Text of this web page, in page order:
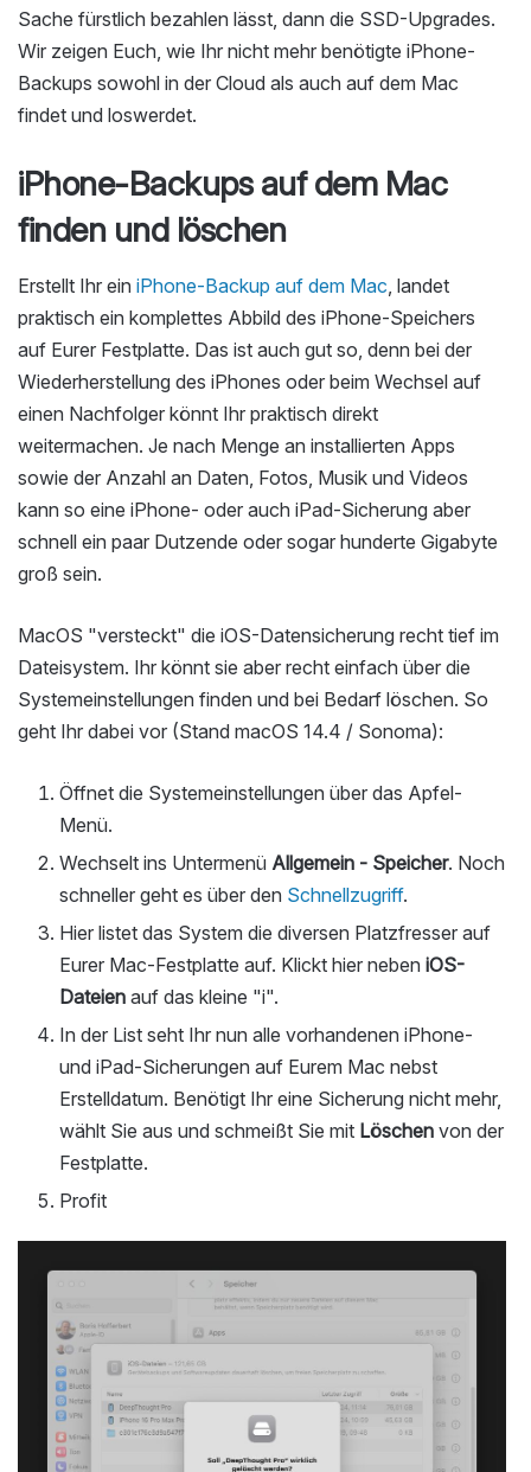
Sache fürstlich bezahlen lässt, dann die SSD-Upgrades.
Wir zeigen Euch, wie Ihr nicht mehr benötigte iPhone-
Backups sowohl in der Cloud als auch auf dem Mac
findet und loswerdet.
iPhone-Backups auf dem Mac
finden und löschen
Erstellt Ihr ein iPhone-Backup auf dem Mac , landet
praktisch ein komplettes Abbild des iPhone-Speichers
auf Eurer Festplatte. Das ist auch gut so, denn bei der
Wiederherstellung des iPhones oder beim Wechsel auf
einen Nachfolger könnt Ihr praktisch direkt
weitermachen. Je nach Menge an installierten Apps
sowie der Anzahl an Daten, Fotos, Musik und Videos
kann so eine iPhone- oder auch iPad-Sicherung aber
schnell ein paar Dutzende oder sogar hunderte Gigabyte
groß sein.
MacOS "versteckt" die iOS-Datensicherung recht tief im
Dateisystem. Ihr könnt sie aber recht einfach über die
Systemeinstellungen finden und bei Bedarf löschen. So
geht Ihr dabei vor (Stand macOS 14.4 / Sonoma):
Öffnet die Systemeinstellungen über das Apfel-
Menü.
Wechselt ins Untermenü Allgemein - Speicher. Noch
schneller geht es über den Schnellzugriff.
Hier listet das System die diversen Platzfresser auf
Eurer Mac-Festplatte auf. Klickt hier neben iOS-
Dateien auf das kleine "i".
In der List seht Ihr nun alle vorhandenen iPhone-
und iPad-Sicherungen auf Eurem Mac nebst
Erstelldatum. Benötigt Ihr eine Sicherung nicht mehr,
wählt Sie aus und schmeißt Sie mit Löschen von der
Festplatte.
Profit